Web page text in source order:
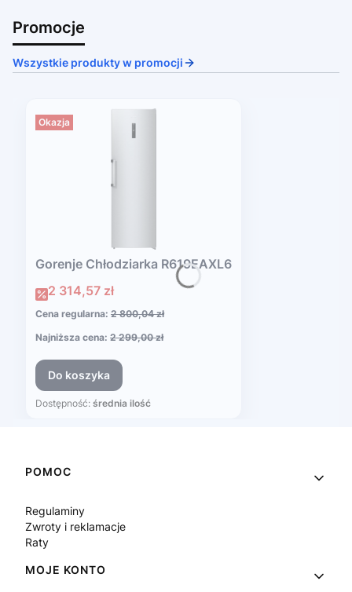
Promocje
Wszystkie produkty w promocji
Okazja
Gorenje Chłodziarka R619EAXL6
Cena promocyjna
2 314,57 zł
Cena regularna: 2 800,04 zł
Najniższa cena: 2 299,00 zł
Do koszyka
Dostępność: średnia ilość
Linki w stopce
POMOC
Regulaminy
Zwroty i reklamacje
Raty
MOJE KONTO